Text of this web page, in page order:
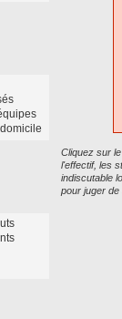
Cliquez sur
l'effectif, les
indiscutable
pour juger de